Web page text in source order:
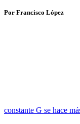
Por Francisco López
constante G se hace